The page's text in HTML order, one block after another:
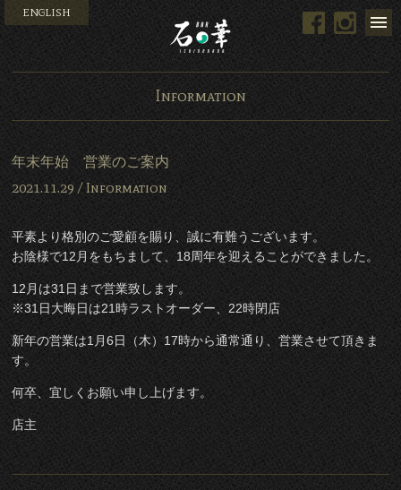
Bar 石の華 -BAR
ENGLISH Facebook
Information
年末年始 営業のご案内
2021.11.29 /Information
平素より格別のご愛顧を賜り、誠に有難うございます。
お陰様で12月をもちまして、18周年を迎えることができました。
12月は31日まで営業致します。
※31日大晦日は21時ラストオーダー、22時閉店
新年の営業は1月6日（木）17時から通常通り、営業させて頂きま
す。
何卒、宜しくお願い申し上げます。
店主